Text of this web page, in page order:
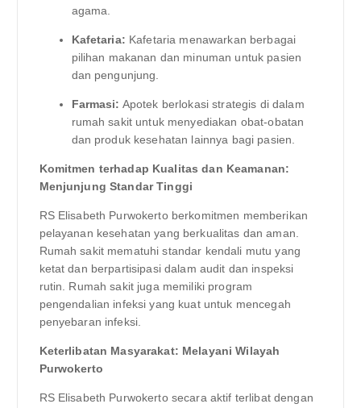
agama.
Kafetaria: Kafetaria menawarkan berbagai
pilihan makanan dan minuman untuk pasien
dan pengunjung.
Farmasi: Apotek berlokasi strategis di dalam
rumah sakit untuk menyediakan obat-obatan
dan produk kesehatan lainnya bagi pasien.
Komitmen terhadap Kualitas dan Keamanan:
Menjunjung Standar Tinggi
RS Elisabeth Purwokerto berkomitmen memberikan
pelayanan kesehatan yang berkualitas dan aman.
Rumah sakit mematuhi standar kendali mutu yang
ketat dan berpartisipasi dalam audit dan inspeksi
rutin. Rumah sakit juga memiliki program
pengendalian infeksi yang kuat untuk mencegah
penyebaran infeksi.
Keterlibatan Masyarakat: Melayani Wilayah
Purwokerto
RS Elisabeth Purwokerto secara aktif terlibat dengan